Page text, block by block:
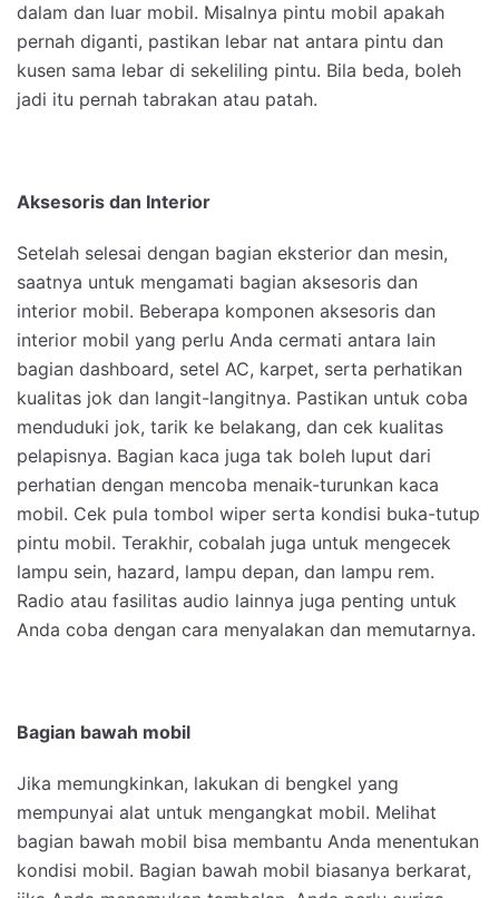
dalam dan luar mobil. Misalnya pintu mobil apakah
pernah diganti, pastikan lebar nat antara pintu dan
kusen sama lebar di sekeliling pintu. Bila beda, boleh
jadi itu pernah tabrakan atau patah.
Aksesoris dan Interior
Setelah selesai dengan bagian eksterior dan mesin,
saatnya untuk mengamati bagian aksesoris dan
interior mobil. Beberapa komponen aksesoris dan
interior mobil yang perlu Anda cermati antara lain
bagian dashboard, setel AC, karpet, serta perhatikan
kualitas jok dan langit-langitnya. Pastikan untuk coba
menduduki jok, tarik ke belakang, dan cek kualitas
pelapisnya. Bagian kaca juga tak boleh luput dari
perhatian dengan mencoba menaik-turunkan kaca
mobil. Cek pula tombol wiper serta kondisi buka-tutup
pintu mobil. Terakhir, cobalah juga untuk mengecek
lampu sein, hazard, lampu depan, dan lampu rem.
Radio atau fasilitas audio lainnya juga penting untuk
Anda coba dengan cara menyalakan dan memutarnya.
Bagian bawah mobil
Jika memungkinkan, lakukan di bengkel yang
mempunyai alat untuk mengangkat mobil. Melihat
bagian bawah mobil bisa membantu Anda menentukan
kondisi mobil. Bagian bawah mobil biasanya berkarat,